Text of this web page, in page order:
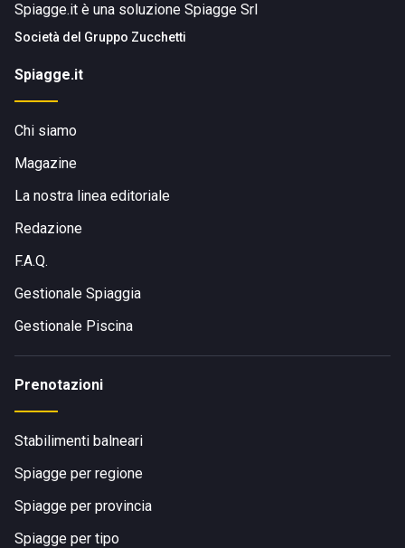
Spiagge.it è una soluzione Spiagge Srl
Società del Gruppo Zucchetti
Spiagge.it
Chi siamo
Magazine
La nostra linea editoriale
Redazione
F.A.Q.
Gestionale Spiaggia
Gestionale Piscina
Prenotazioni
Stabilimenti balneari
Spiagge per regione
Spiagge per provincia
Spiagge per tipo